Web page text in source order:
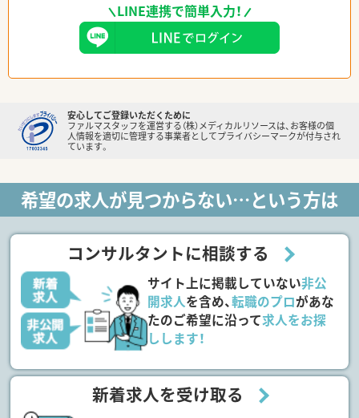
LINE連携で簡単入力！
安心してご登録いただくために
ファルマスタッフを運営する（株）メディカルリソースは、お客様の個
人情報を適切に管理する事業者としてプライバシーマークが付与され
ています。
希望の求人が見つからない…という方は
コンサルタントに相談する
サイト上に掲載していない非公
開求人を含め、転職のプロがあな
たのご希望に沿って求人をお探
しします！
新着求人を受け取る